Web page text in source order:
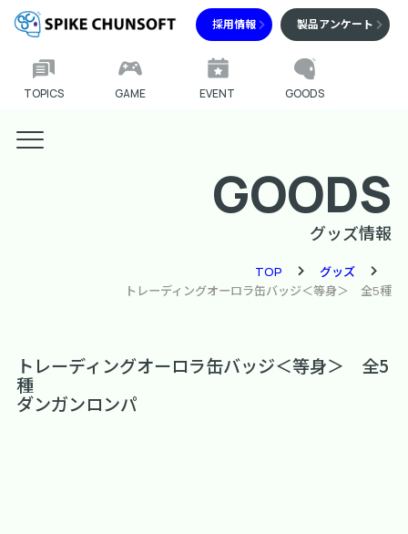
採用情報 製品アンケート
TOPICS GAME EVENT GOODS
GOODS
グッズ情報
TOP
グッズ
トレーディングオーロラ缶バッジ＜等身＞ 全5種
トレーディングオーロラ缶バッジ＜等身＞ 全5
種
ダンガンロンパ